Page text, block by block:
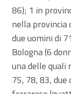
86); 1 in
nella provincia
due uomini di
Bologna (6
una delle quali
75, 78, 83, due